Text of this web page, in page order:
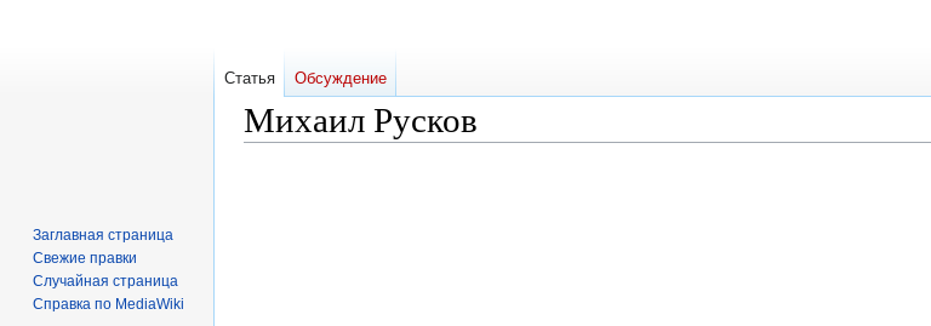
Михаил Русков
Статья Обсуждение
Заглавная страница
Свежие правки
Случайная страница
Справка по MediaWiki